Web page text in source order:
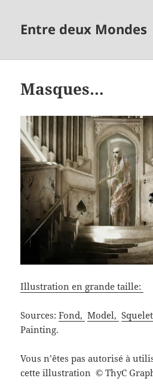
Entre deux Mondes
Masques…
Illustration en grande taille:
Sources:Fond, Model,
Painting.
Vous n’êtes pas autorisé à
cette illustration©ThyC